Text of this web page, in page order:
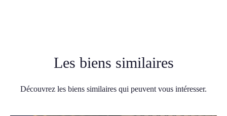
Les biens similaires
Découvrez les biens similaires qui peuvent vous intéresser.